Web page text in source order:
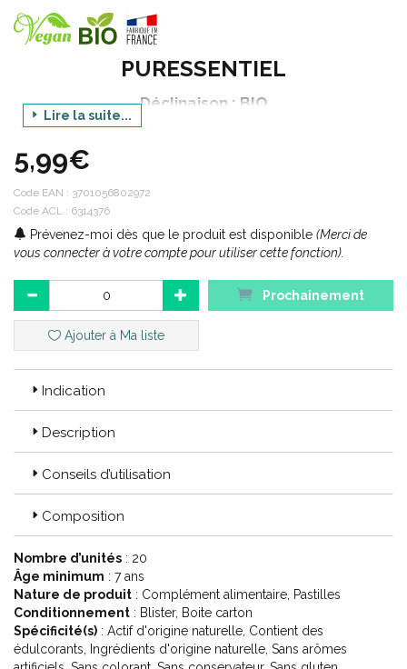
PURESSENTIEL
Déclinaison : BIO
Gamme : RESPIRATOIRE
Produit : PASTILLES MIEL CITRON
Conditionnement : 20 pastilles
Code ACL : 6314376
Code EAN : 3701056802972
Lire la suite...
5,99€
Code EAN : 3701056802972
Code ACL : 6314376
Prévenez-moi dès que le produit est disponible (Merci de
vous connecter à votre compte pour utiliser cette fonction).
Prochainement
Ajouter à Ma liste
Indication
Description
Conseils d’utilisation
Composition
Nombre d’unités : 20
Âge minimum : 7 ans
Nature de produit : Complément alimentaire, Pastilles
Conditionnement : Blister, Boite carton
Spécificité(s) : Actif d'origine naturelle, Contient des
édulcorants, Ingrédients d'origine naturelle, Sans arômes